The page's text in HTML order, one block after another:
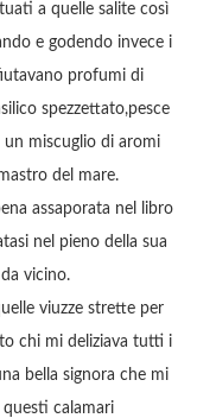
a quelle salite così
e godendo invece i
profumi di
spezzettato,pesce
un miscuglio di aromi
del mare.
assaporata nel libro
nel pieno della sua
vicino.
viuzze strette per
chi mi deliziava tutti i
bella signora che mi
calamari